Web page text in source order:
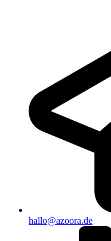
hallo@azoora.de